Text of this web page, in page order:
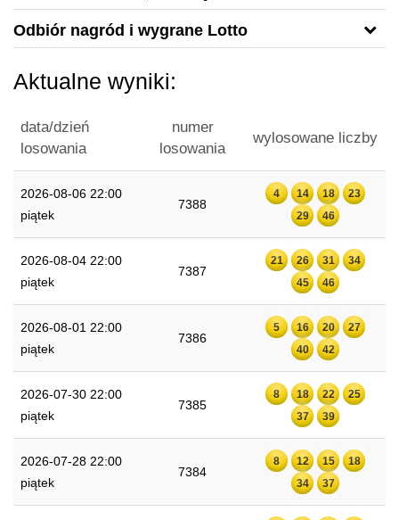
Odbiór nagród i wygrane Lotto
Aktualne wyniki:
data/dzień
losowania
numer
losowania
wylosowane liczby
2026-08-06 22:00
piątek
7388
4 14 18
23
29
46
2026-08-04 22:00
piątek
7387
21 26 31
34
45
46
2026-08-01 22:00
piątek
7386
5 16 20
27
40
42
2026-07-30 22:00
piątek
7385
8 18 22
25
37
39
2026-07-28 22:00
piątek
7384
8 12 15
18
34
37